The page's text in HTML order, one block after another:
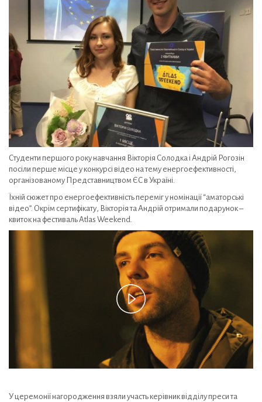
Студенти першого року навчання Вікторія Солодка і Андрій Рогозін
посіли перше місце у конкурсі відео на тему енергоефективності,
організованому Представництвом ЄС в Україні.
Їхній сюжет про енергоефективність переміг у номінації “аматорські
відео”. Окрім сертифікату, Вікторія та Андрій отримали подарунок –
квиток на фестиваль Atlas Weekend.
Play
Video
У церемонії нагородження взяли участь керівник відділу преси та